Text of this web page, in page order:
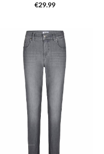
€29.99